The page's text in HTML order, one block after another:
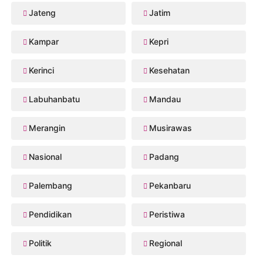
Jateng Jatim
Kampar Kepri
Kerinci Kesehatan
Labuhanbatu Mandau
Merangin Musirawas
Nasional Padang
Palembang Pekanbaru
Pendidikan Peristiwa
Politik Regional